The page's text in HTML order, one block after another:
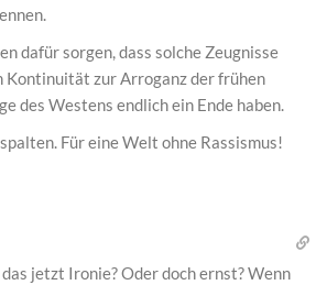
dafür sorgen, dass solche Zeugnisse
Kontinuität zur Arroganz der frühen
des Westens endlich ein Ende haben.
Für eine Welt ohne Rassismus!
jetzt Ironie? Oder doch ernst? Wenn